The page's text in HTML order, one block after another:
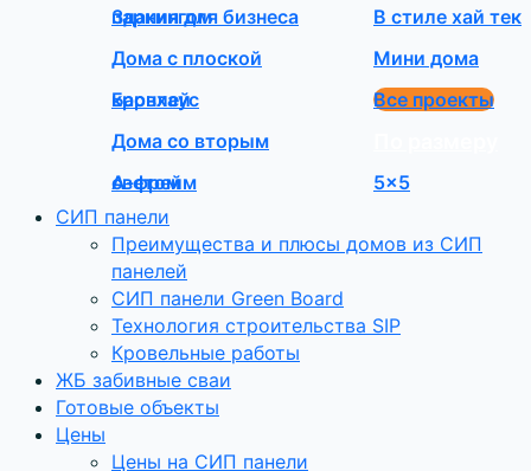
паркингом
Здания для бизнеса
Дома с плоской
кровлей
Барнхаус
Дома со вторым
светом
А-фрейм
В стиле хай тек
Мини дома
Все проекты
5×5
СИП панели
Преимущества и плюсы домов из СИП
панелей
СИП панели Green Board
Технология строительства SIP
Кровельные работы
ЖБ забивные сваи
Готовые объекты
Цены
Цены на СИП панели